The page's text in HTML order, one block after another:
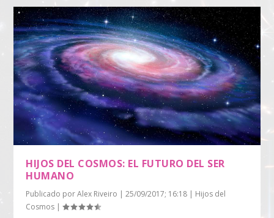
HIJOS DEL COSMOS: EL FUTURO DEL SER
HUMANO
Publicado porAlex Riveiro |25/09/2017; 16:18 | Hijos del
Cosmos |